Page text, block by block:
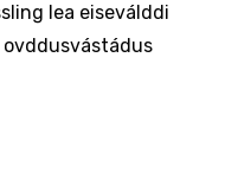
lea eiseválddi
ovddusvástádus